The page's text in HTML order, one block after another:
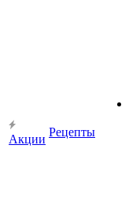
Акции
Рецепты